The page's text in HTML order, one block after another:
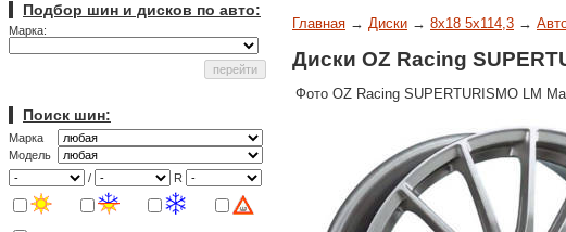
Подбор шин и дисков по авто:
Марка:
Поиск шин:
Марка
Модель
/
R
Главная → Диски → 8x18 5x114,3 →
Диски OZ Racing
Фото OZ Racing SUPERTURISMO LM